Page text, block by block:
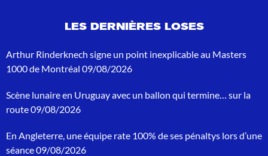
r
e
c
o
LES DERNIÈRES LOSES
Arthur Rinderknech signe un point inexplicable au Masters
1000 de Montréal 09/08/2026
Scène lunaire en Uruguay avec un ballon qui termine… sur la
route09/08/2026
En Angleterre, une équipe rate 100% de ses pénaltys lors d’une
séance09/08/2026